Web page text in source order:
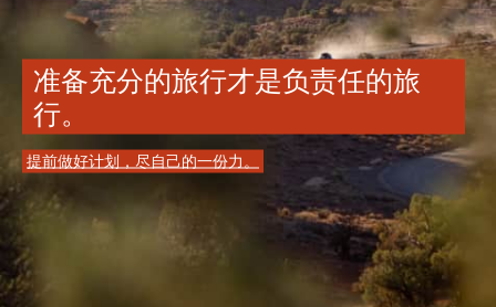
准备充分的旅行才是负责任的旅
行。
提前做好计划，尽自己的一份力。